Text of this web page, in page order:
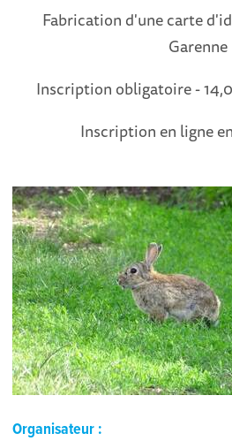
Fabrication d'une carte
Garenne
Inscription obligatoire -
Inscription en ligne en
Organisateur :